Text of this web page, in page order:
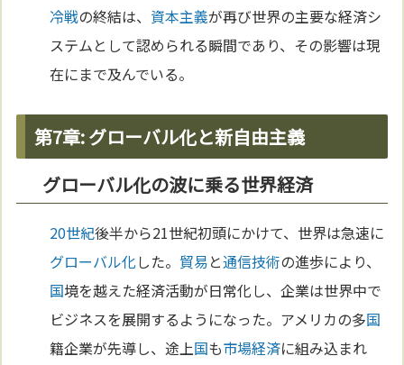
冷戦の終結は、 資本主義が再び世界の主要な経済シ
ステムとして認められる瞬間であり、その影響は現
在にまで及んでいる。
第7章: グローバル化と新自由主義
グローバル化の波に乗る世界経済
20世紀後半から21世紀初頭にかけて、世界は急速に
グローバル化した。貿易と通信技術の進歩により、
国境を越えた経済活動が日常化し、企業は世界中で
ビジネスを展開するようになった。アメリカの多国
籍企業が先導し、途上国も市場経済に組み込まれ